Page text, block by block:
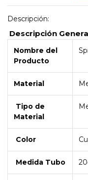
Descripción:
Descripción
Nombre del
Producto
Material
Tipo de
Material
Color
Medida Tubo